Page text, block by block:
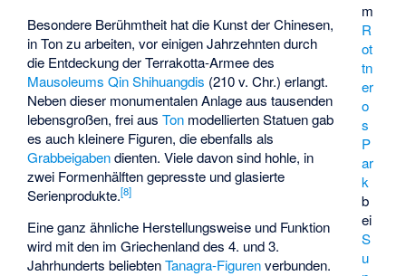
m
R
ot
tn
er
o
s
P
ar
k
b
ei
S
u
Besondere Berühmtheit hat die Kunst der Chinesen,
in Ton zu arbeiten, vor einigen Jahrzehnten durch
die Entdeckung der Terrakotta-Armee des
Mausoleums Qin Shihuangdis (210 v. Chr.) erlangt.
Neben dieser monumentalen Anlage aus tausenden
lebensgroßen, frei ausTon modellierten Statuen gab
es auch kleinere Figuren, die ebenfalls als
Grabbeigabendienten. Viele davon sind hohle, in
zwei Formenhälften gepresste und glasierte
Serienprodukte.[8]
Eine ganz ähnliche Herstellungsweise und Funktion
wird mit den im Griechenland des 4. und 3.
Jahrhunderts beliebtenTanagra-Figurenverbunden.